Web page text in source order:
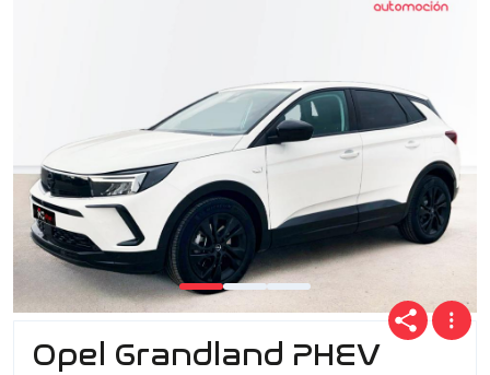
Opel Grandland PHEV